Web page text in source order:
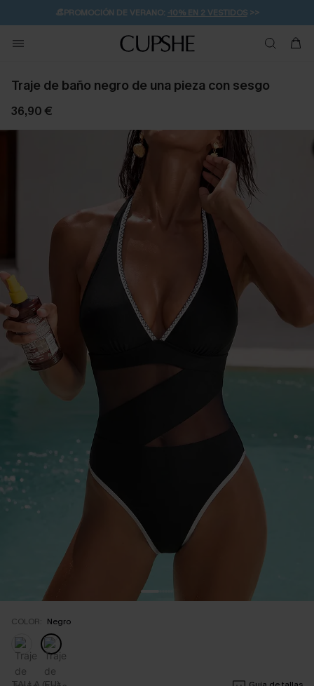
👒PROMOCIÓN DE VERANO: -10% EN 2 VESTIDOS>>
💌¡SUSCRIBIRSE & GANAR -10% EXTRA!
🚚ENVÍO GRATUITO A PARTIR DE 49 € >>
Traje de baño negro de una pieza con sesgo
36,90 €
COLOR: Negro